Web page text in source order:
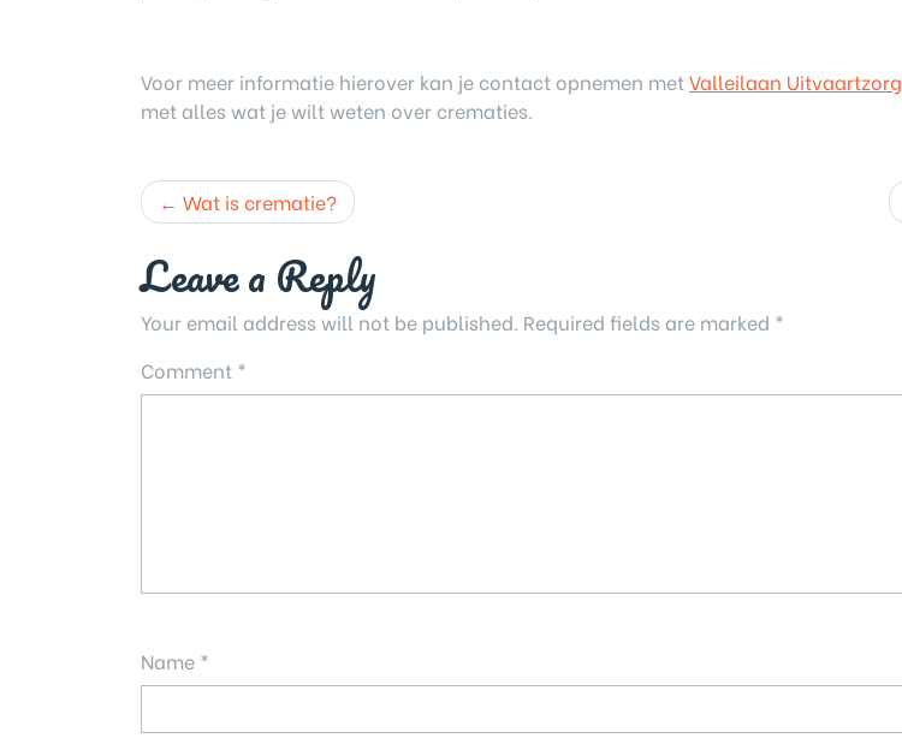
Voor meer informatie hierover kan je contact opnemen metValleilaan Uitvaartzorg
met alles wat je wilt weten over crematies.
Post
navigation
Wat is crematie?
Leave a Reply
Your email address will not be published. Required fields are marked *
Comment *
Name *